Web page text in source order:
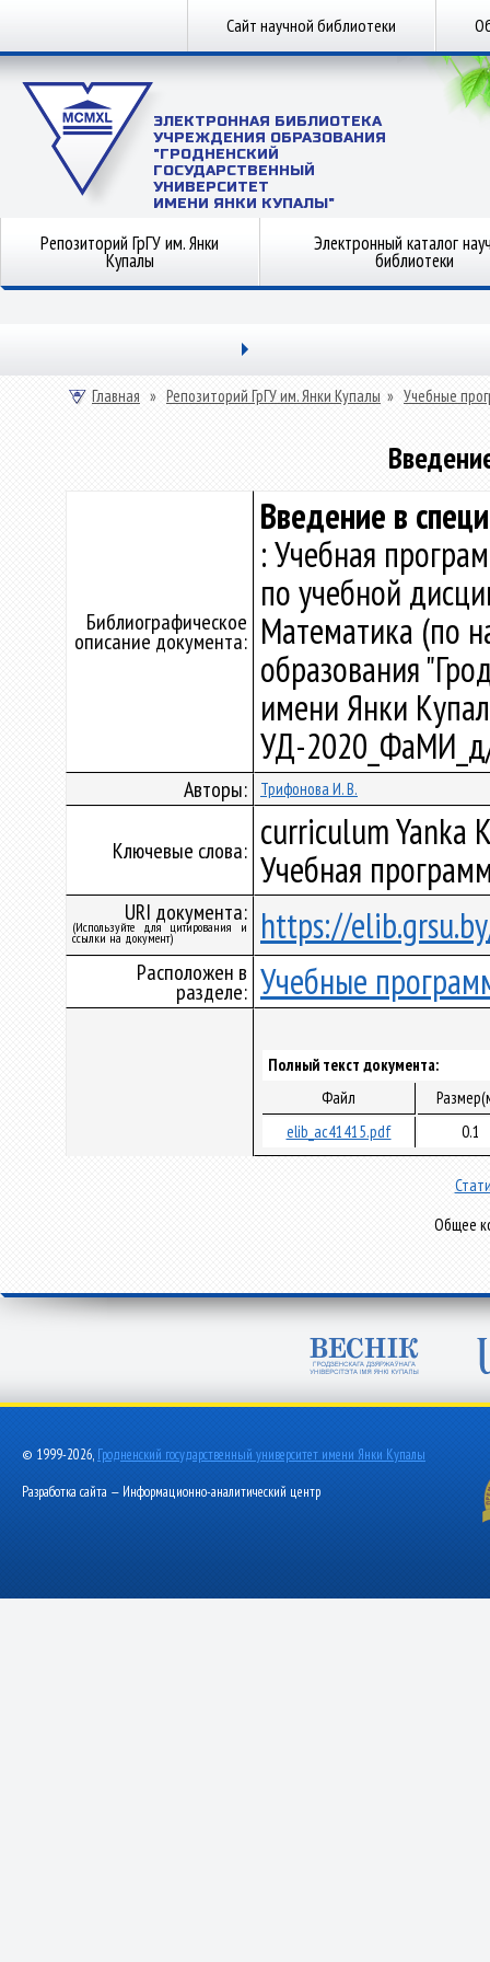
Сайт научной библиотеки
ЭЛЕКТРОННАЯ БИБЛИОТЕКА
УЧРЕЖДЕНИЯ ОБРАЗОВАНИЯ
"ГРОДНЕНСКИЙ
ГОСУДАРСТВЕННЫЙ
УНИВЕРСИТЕТ
ИМЕНИ ЯНКИ КУПАЛЫ"
Репозиторий ГрГУ им. Янки
Купалы
Электронный каталог
библиотеки
Главная » Репозиторий ГрГУ им. Янки Купалы » Учебные
Библиографическое
описание документа:
Введение в
: Учебная
по учебной
Математика (по
образования
имени Янки
УД-
Авторы: Трифонова И. В.
Ключевые слова: curriculum Yanka
Учебная
URI документа:
(Используйте для цитирования и
ссылки на документ) https://
Расположен в
разделе: Учебные
Полный текст документа:
Файл
elib_ac41415.pdf
0.1
Общее
© 1999-2026, Гродненский государственный университет имени Янки Купалы
Разработка сайта — Информационно-аналитический центр